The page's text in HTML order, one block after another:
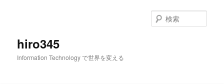
hiro345
Information Technology で世界を変える
索